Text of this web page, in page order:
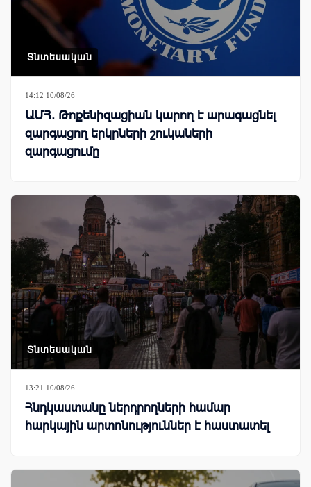
Տնտեսական
14:12 10/08/26
ԱՄՀ. Թոքենիզացիան կարող է արագացնել
զարգացող երկրների շուկաների
զարգացումը
Տնտեսական
13:21 10/08/26
Հնդկաստանը ներդրողների համար
հարկային արտոնություններ է հաստատել